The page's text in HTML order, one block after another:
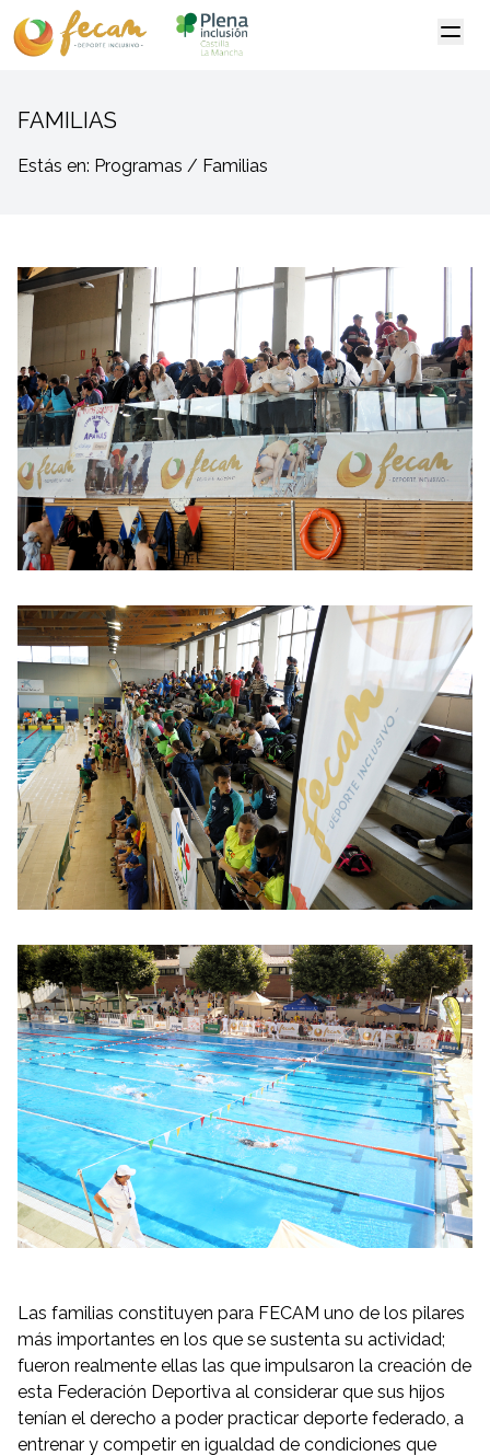
FAMILIAS
Estás en: Programas / Familias
Las familias constituyen para FECAM uno de los pilares
más importantes en los que se sustenta su actividad;
fueron realmente ellas las que impulsaron la creación de
esta Federación Deportiva al considerar que sus hijos
tenían el derecho a poder practicar deporte federado, a
entrenar y competir en igualdad de condiciones que